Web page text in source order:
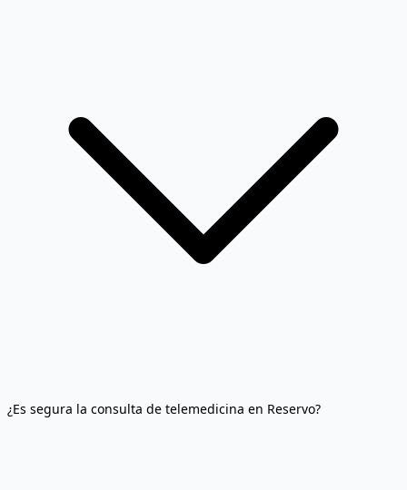
¿Es segura la consulta de telemedicina en Reservo?